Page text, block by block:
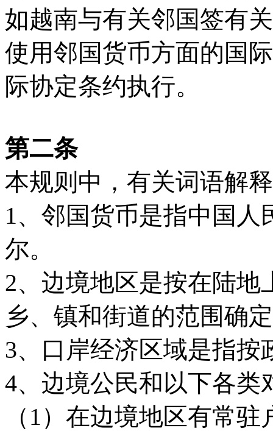
如越南与有关邻国签有
使用邻国货币方面的国
际协定条约执行。
第二条
本规则中，有关词语解
1、邻国货币是指中国
尔。
2、边境地区是按在陆
乡、镇和街道的范围确
3、口岸经济区域是指
4、边境公民和以下各类
（1）在边境地区有常